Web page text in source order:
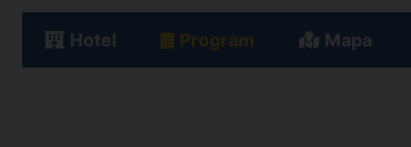
Hotel Program Mapa